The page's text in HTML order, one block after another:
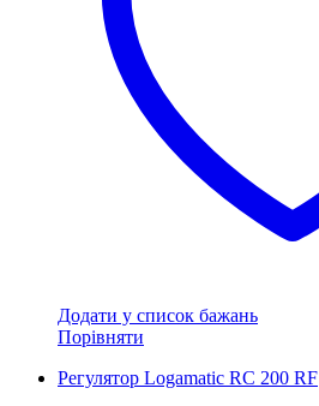
Додати у список бажань
Порівняти
Регулятор Logamatic RC 200 RF